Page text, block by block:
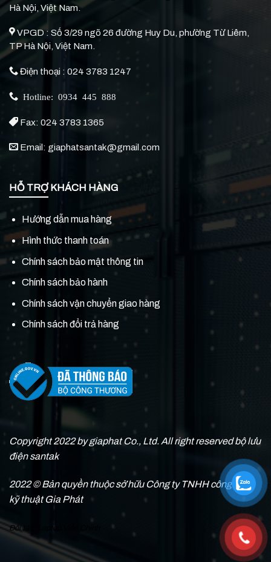
Hà Nội, Việt Nam.
VPGD : Số 3/29 ngõ 26 đường Huy Du, phường Từ Liêm,
TP Hà Nội, Việt Nam.
Điện thoại : 024 3783 1247
Hotline: 0934 445 888
Fax: 024 3783 1365
Email: giaphatsantak@gmail.com
HỖ TRỢ KHÁCH HÀNG
Hướng dẫn mua hàng
Hình thức thanh toán
Chính sách bảo mật thông tin
Chính sách bảo hành
Chính sách vận chuyển giao hàng
Chính sách đổi trả hàng
Copyright 2022 by giaphat Co., Ltd. All right reserved bộ lưu
điện santak
2022 © Bản quyền thuộc sở hữu Công ty TNHH công nghệ
kỹ thuật Gia Phát
Đối tác: Laptop Viễn Chinh